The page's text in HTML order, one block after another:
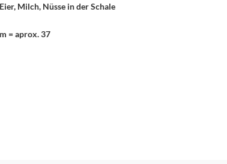
Milch, Nüsse in der Schale
= aprox. 37